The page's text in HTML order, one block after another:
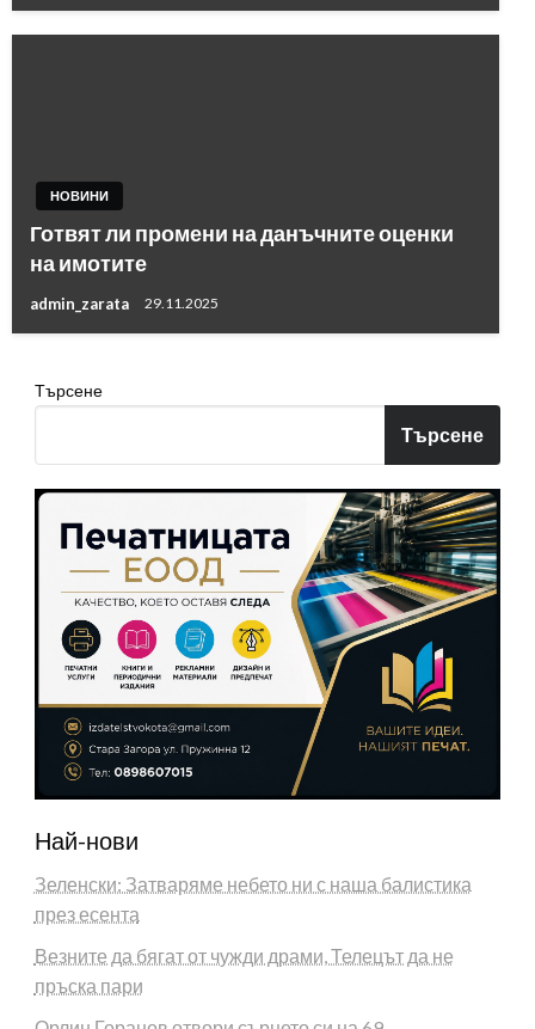
НОВИНИ
Готвят ли промени на данъчните оценки
на имотите
admin_zarata 29.11.2025
Търсене
Търсене
Най-нови
Зеленски: Затваряме небето ни с наша балистика
през есента
Везните да бягат от чужди драми, Телецът да не
пръска пари